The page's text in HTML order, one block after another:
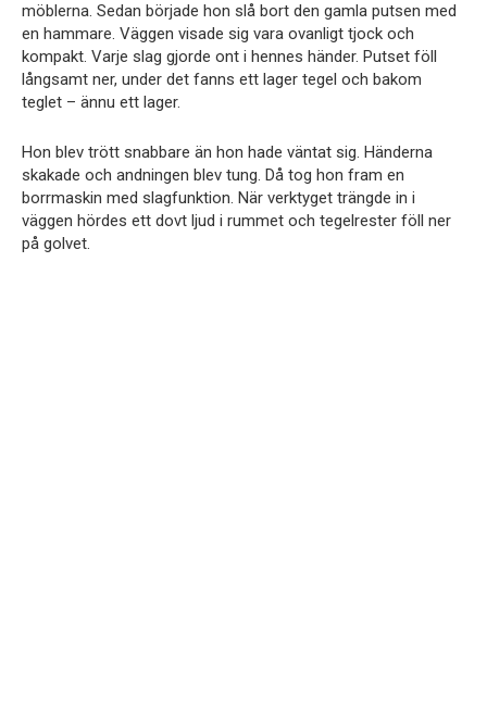
möblerna. Sedan började hon slå bort den gamla putsen med
en hammare. Väggen visade sig vara ovanligt tjock och
kompakt. Varje slag gjorde ont i hennes händer. Putset föll
långsamt ner, under det fanns ett lager tegel och bakom
teglet – ännu ett lager.
Hon blev trött snabbare än hon hade väntat sig. Händerna
skakade och andningen blev tung. Då tog hon fram en
borrmaskin med slagfunktion. När verktyget trängde in i
väggen hördes ett dovt ljud i rummet och tegelrester föll ner
på golvet.